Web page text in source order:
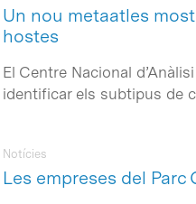
Un nou metaatles
hostes
El Centre Nacional
identificar els subtipus de
Les empreses del
Notícies